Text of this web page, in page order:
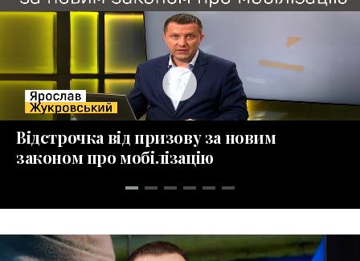
Відстрочка від призову за новим
законом про мобілізацію